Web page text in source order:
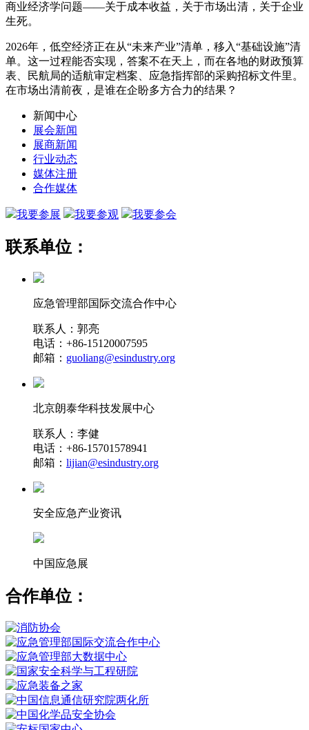
商业经济学问题——关于成本收益，关于市场出清，关于企业
生死。
2026年，低空经济正在从“未来产业”清单，移入“基础设施”清
单。这一过程能否实现，答案不在天上，而在各地的财政预算
表、民航局的适航审定档案、应急指挥部的采购招标文件里。
在市场出清前夜，是谁在企盼多方合力的结果？
新闻中心
展会新闻
展商新闻
行业动态
媒体注册
合作媒体
我要参展 我要参观 我要参会
联系单位：
应急管理部国际交流合作中心
联系人：郭亮
电话：+86-15120007595
邮箱： guoliang@esindustry.org
北京朗泰华科技发展中心
联系人：李健
电话：+86-15701578941
邮箱： lijian@esindustry.org
安全应急产业资讯
中国应急展
合作单位：